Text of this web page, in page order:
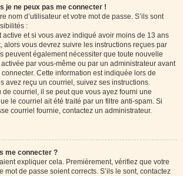
je ne peux pas me connecter !
nom d’utilisateur et votre mot de passe. S’ils sont
:
active et si vous avez indiqué avoir moins de 13 ans
alors vous devrez suivre les instructions reçues par
peuvent également nécessiter que toute nouvelle
par vous-même ou par un administrateur avant
Cette information est indiquée lors de
avez reçu un courriel, suivez ses instructions.
de courriel, il se peut que vous ayez fourni une
le courriel ait été traité par un filtre anti-spam. Si
courriel fournie, contactez un administrateur.
me connecter ?
expliquer cela. Premièrement, vérifiez que votre
mot de passe soient corrects. S’ils le sont, contactez